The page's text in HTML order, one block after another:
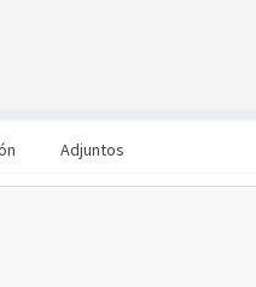
Adjuntos